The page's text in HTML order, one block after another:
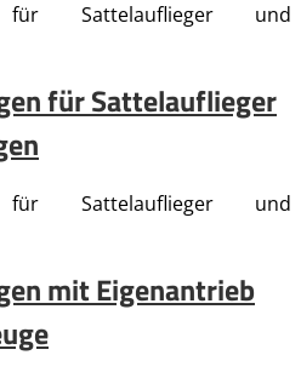
für Sattelauflieger und
für Sattelauflieger
für Sattelauflieger und
mit Eigenantrieb